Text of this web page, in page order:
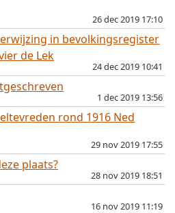
26 dec 2019 17:10
in bevolkingsregister
de Lek
24 dec 2019 10:41
1 dec 2019 13:56
rond 1916 Ned
29 nov 2019 17:55
plaats?
28 nov 2019 18:51
16 nov 2019 11:19